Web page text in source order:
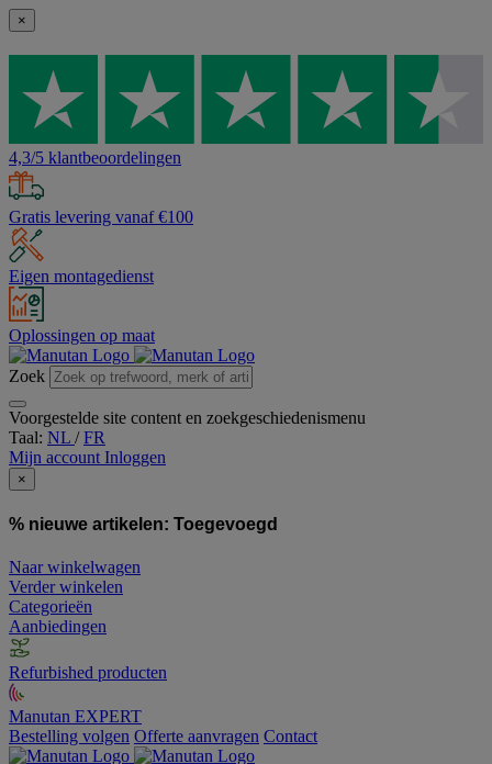
×
4,3/5 klantbeoordelingen
Gratis levering vanaf €100
Eigen montagedienst
Oplossingen op maat
Zoek
Voorgestelde site content en zoekgeschiedenismenu
Taal: NL /FR
Mijn account Inloggen
×
% nieuwe artikelen: Toegevoegd
Naar winkelwagen
Verder winkelen
Categorieën
Aanbiedingen
Refurbished producten
Manutan EXPERT
Bestelling volgen Offerte aanvragen Contact